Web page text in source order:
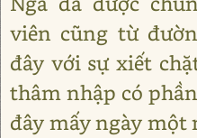
viên cũng từ
đây với sự xiết
thâm nhập có
đây mấy ngày